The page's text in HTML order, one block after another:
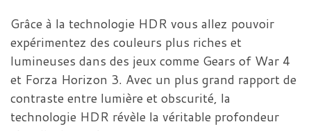
Grâce à la technologie HDR vous allez pouvoir
expérimentez des couleurs plus riches et
lumineuses dans des jeux comme Gears of War 4
et Forza Horizon 3. Avec un plus grand rapport de
contraste entre lumière et obscurité, la
technologie HDR révèle la véritable profondeur